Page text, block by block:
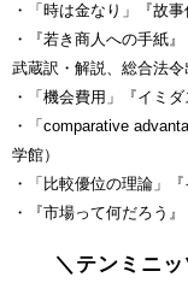
・「時は金なり」『故
・『若き商人への手紙
武蔵訳・解説、総合法令
・「機会費用」『イミ
・「comparative
学館）
・「比較優位の理論」
・『市場って何だろう
＼テンミニ